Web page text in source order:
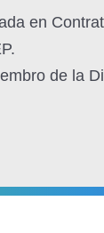
en
de la